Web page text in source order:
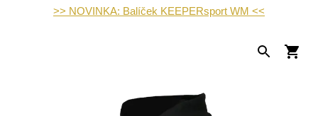
>> NOVINKA: Balíček KEEPERsport WM <<